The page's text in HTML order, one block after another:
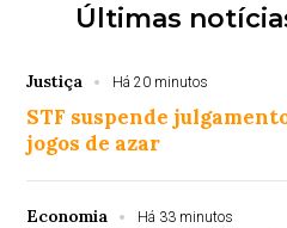
Últimas
Justiça Há 20 minutos
STF suspende
jogos de azar
Economia Há 33 minutos